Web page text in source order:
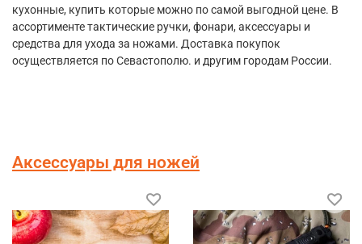
кухонные, купить которые можно по самой выгодной цене. В
ассортименте тактические ручки, фонари, аксессуары и
средства для ухода за ножами. Доставка покупок
осуществляется по Севастополю. и другим городам России.
Аксессуары для ножей